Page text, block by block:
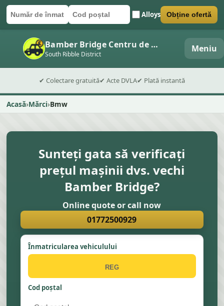
Număr de înmatriculare
Cod poștal Alloys
Trimite formularul Obține ofertă
Bamber Bridge Centru de dezmembrări auto
South Ribble District Meniu
✔ Colectare gratuită✔ Acte DVLA✔ Plată instantă
Acasă Mărci Bmw
Sunteți gata să verificați
prețul mașinii dvs. vechi
Bamber Bridge?
Online quote or call now
01772500929
Înmatricularea vehiculului
Cod poștal